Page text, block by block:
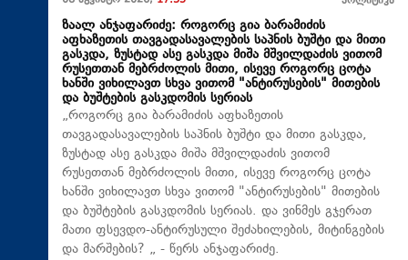
ზაალ ანჯაფარიძე: როგორც გია ბარამიძის
აფხაზეთის თავგადასავალების საპნის ბუშტი და მითი
გასკდა, ზუსტად ასე გასკდა მიშა მშვილდაძის ვითომ
რუსეთთან მებრძოლის მითი, ისევე როგორც ცოტა
ხანში ვიხილავთ სხვა ვითომ "ანტირუსების" მითების
და ბუშტების გასკდომის სერიას
„როგორც გია ბარამიძის აფხაზეთის
თავგადასავალების საპნის ბუშტი და მითი გასკდა,
ზუსტად ასე გასკდა მიშა მშვილდაძის ვითომ
რუსეთთან მებრძოლის მითი, ისევე როგორც ცოტა
ხანში ვიხილავთ სხვა ვითომ "ანტირუსების" მითების
და ბუშტების გასკდომის სერიას. და ვინმეს გჯერათ
მათი ფსევდო-ანტირუსული შეძახილების, მიტინგების
და მარშების? „ - წერს ანჯაფარიძე.